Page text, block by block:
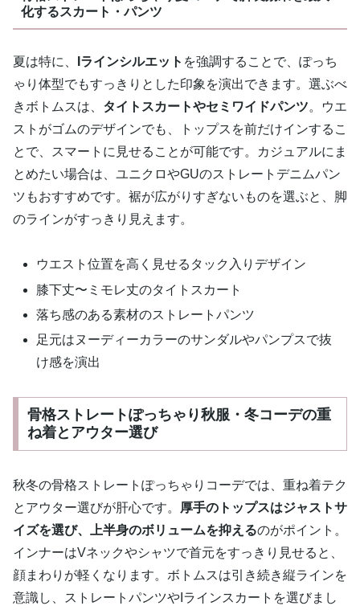
化するスカート・パンツ
夏は特に、 Iラインシルエット を強調することで、ぽっち
ゃり体型でもすっきりとした印象を演出できます。選ぶべ
きボトムスは、 タイトスカートやセミワイドパンツ。ウエ
ストがゴムのデザインでも、トップスを前だけインするこ
とで、スマートに見せることが可能です。カジュアルにま
とめたい場合は、ユニクロやGUのストレートデニムパン
ツもおすすめです。裾が広がりすぎないものを選ぶと、脚
のラインがすっきり見えます。
ウエスト位置を高く見せるタック入りデザイン
膝下丈〜ミモレ丈のタイトスカート
落ち感のある素材のストレートパンツ
足元はヌーディーカラーのサンダルやパンプスで抜
け感を演出
骨格ストレートぽっちゃり秋服・冬コーデの重
ね着とアウター選び
秋冬の骨格ストレートぽっちゃりコーデでは、重ね着テク
とアウター選びが肝心です。 厚手のトップスはジャストサ
イズを選び、上半身のボリュームを抑えるのがポイント。
インナーはVネックやシャツで首元をすっきり見せると、
顔まわりが軽くなります。ボトムスは引き続き縦ラインを
意識し、ストレートパンツやIラインスカートを選びまし